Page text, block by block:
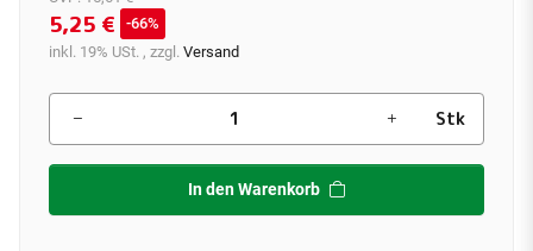
5,25 €
66%
inkl. 19% USt. , zzgl. Versand
Stk
In den Warenkorb